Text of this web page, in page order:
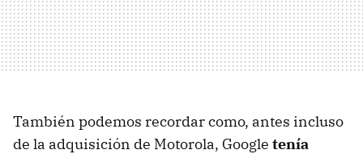
También podemos recordar como, antes incluso
de la adquisición de Motorola, Google tenía